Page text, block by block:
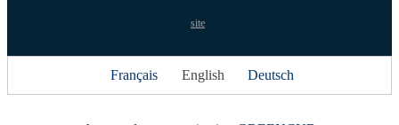
site
Français English Deutsch